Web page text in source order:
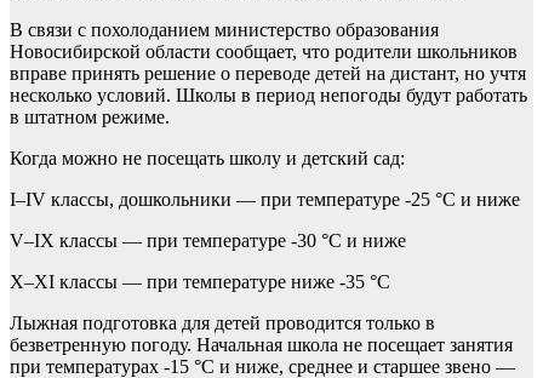
В связи с похолоданием министерство образования
Новосибирской области сообщает, что родители школьников
вправе принять решение о переводе детей на дистант, но учтя
несколько условий. Школы в период непогоды будут работать
в штатном режиме.
Когда можно не посещать школу и детский сад:
I–IV классы, дошкольники — при температуре -25 °C и ниже
V–IX классы — при температуре -30 °C и ниже
X–XI классы — при температуре ниже -35 °C
Лыжная подготовка для детей проводится только в
безветренную погоду. Начальная школа не посещает занятия
при температурах -15 °C и ниже, среднее и старшее звено —